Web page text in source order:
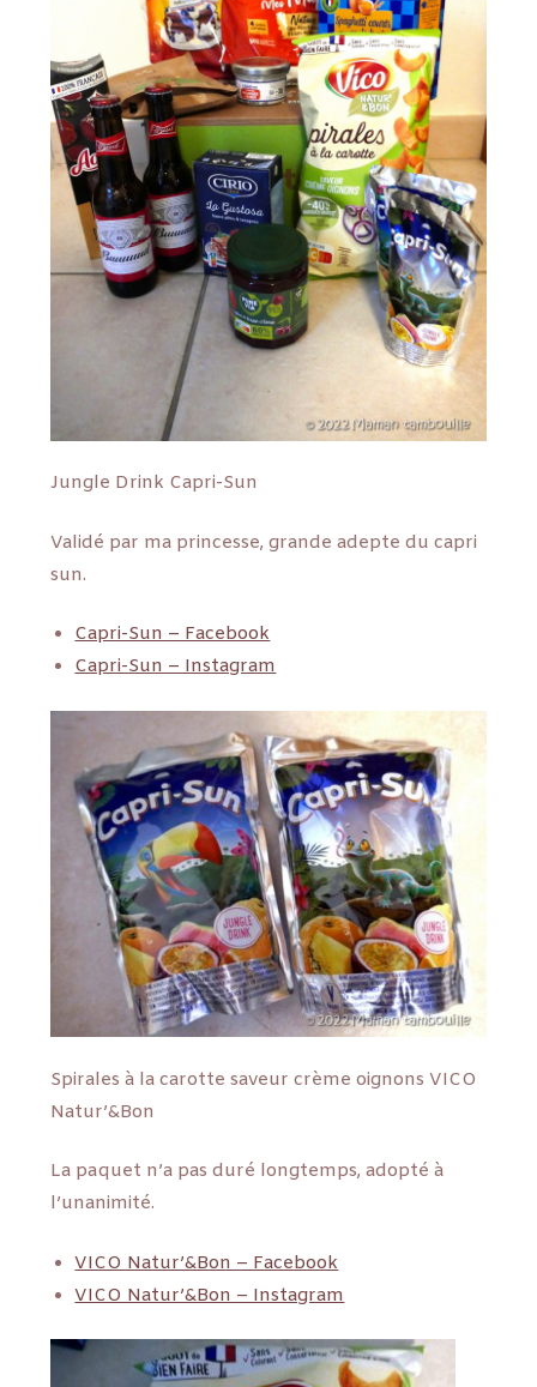
Jungle Drink Capri-Sun
Validé par ma princesse, grande adepte du capri
sun.
Capri-Sun – Facebook
Capri-Sun – Instagram
Spirales à la carotte saveur crème oignons VICO
Natur’&Bon
La paquet n’a pas duré longtemps, adopté à
l’unanimité.
VICO Natur’&Bon – Facebook
VICO Natur’&Bon – Instagram